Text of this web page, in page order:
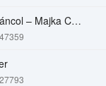
Mindenki Táncol – Majka Curtis, Péter Majoros
47359
27793